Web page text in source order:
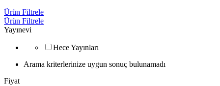
Ürün Filtrele
Ürün Filtrele
Yayınevi
Hece Yayınları
Arama kriterlerinize uygun sonuç bulunamadı
Fiyat